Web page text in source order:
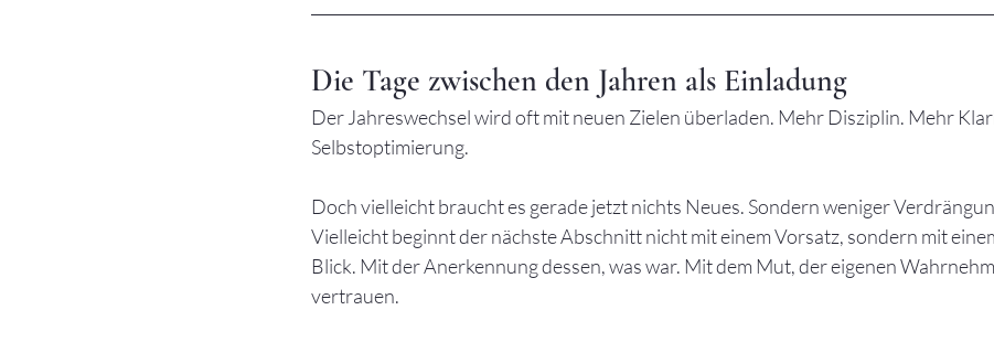
Die Tage zwischen den Jahren als Einladung
Der Jahreswechsel wird oft mit neuen Zielen überladen. Mehr Disziplin. Mehr
Selbstoptimierung.
Doch vielleicht braucht es gerade jetzt nichts Neues. Sondern weniger
Vielleicht beginnt der nächste Abschnitt nicht mit einem Vorsatz, sondern mit
Blick. Mit der Anerkennung dessen, was war. Mit dem Mut, der eigenen
vertrauen.